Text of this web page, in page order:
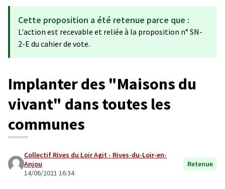
Cette proposition a été retenue parce que :
L'action est recevable et reliée à la proposition n° SN-
2-E du cahier de vote.
Implanter des "Maisons du
vivant" dans toutes les
communes
Collectif Rives du Loir Agit - Rives-du-Loir-en-
Anjou
14/06/2021 16:34
Retenue